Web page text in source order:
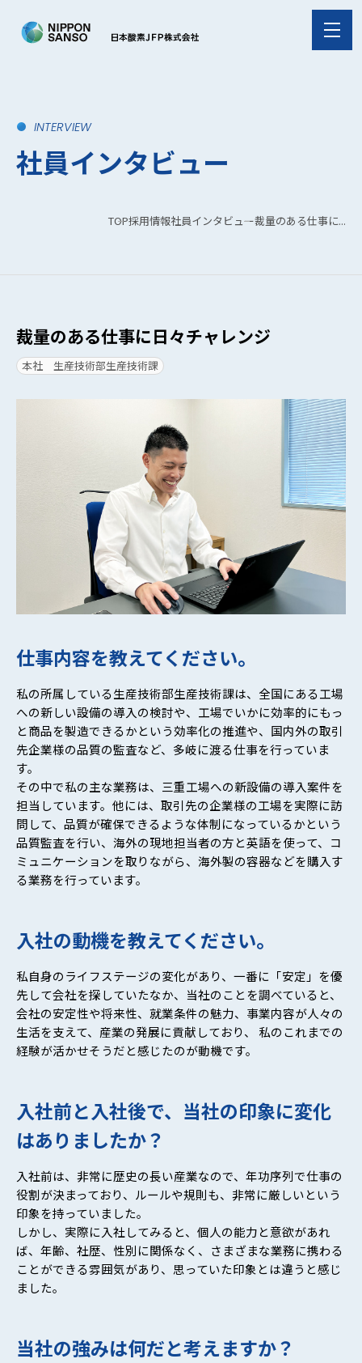
INTERVIEW
社員インタビュー
TOP採用情報社員インタビュー裁量のある仕事に...
裁量のある仕事に日々チャレンジ
本社 生産技術部生産技術課
仕事内容を教えてください。
私の所属している生産技術部生産技術課は、全国にある工場
への新しい設備の導入の検討や、工場でいかに効率的にもっ
と商品を製造できるかという効率化の推進や、国内外の取引
先企業様の品質の監査など、多岐に渡る仕事を行っていま
す。
その中で私の主な業務は、三重工場への新設備の導入案件を
担当しています。他には、取引先の企業様の工場を実際に訪
問して、品質が確保できるような体制になっているかという
品質監査を行い、海外の現地担当者の方と英語を使って、コ
ミュニケーションを取りながら、海外製の容器などを購入す
る業務を行っています。
入社の動機を教えてください。
私自身のライフステージの変化があり、一番に「安定」を優
先して会社を探していたなか、当社のことを調べていると、
会社の安定性や将来性、就業条件の魅力、事業内容が人々の
生活を支えて、産業の発展に貢献しており、 私のこれまでの
経験が活かせそうだと感じたのが動機です。
入社前と入社後で、当社の印象に変化
はありましたか？
入社前は、非常に歴史の長い産業なので、年功序列で仕事の
役割が決まっており、ルールや規則も、非常に厳しいという
印象を持っていました。
しかし、実際に入社してみると、個人の能力と意欲があれ
ば、年齢、社歴、性別に関係なく、さまざまな業務に携わる
ことができる雰囲気があり、思っていた印象とは違うと感じ
ました。
当社の強みは何だと考えますか？